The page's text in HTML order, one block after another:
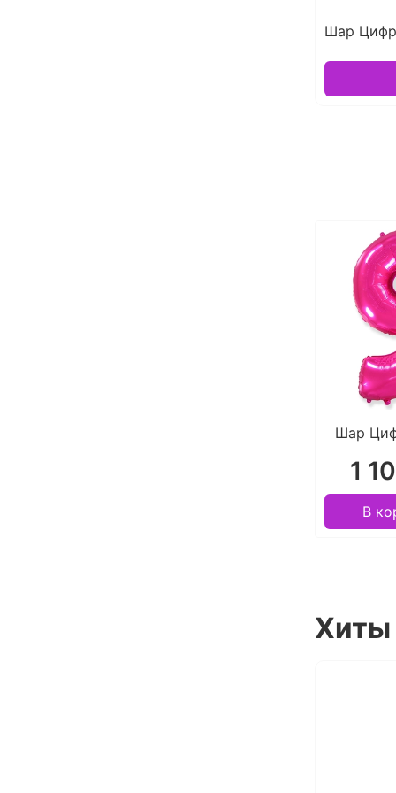
Шар
Шар
1
В